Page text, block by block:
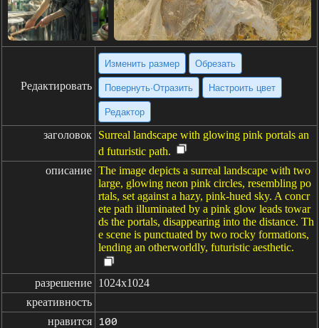
Редактировать
Изменить размер Обрезать
Повернуть·Отразить Настроить цвет
Редактор
заголовок Surreal landscape with glowing pink portals an
d futuristic path.
описание The image depicts a surreal landscape with two
large, glowing neon pink circles, resembling po
rtals, set against a hazy, pink-hued sky. A concr
ete path illuminated by a pink glow leads towar
ds the portals, disappearing into the distance. Th
e scene is punctuated by two rocky formations,
lending an otherworldly, futuristic aesthetic.
разрешение 1024x1024
креативность
нравится
100